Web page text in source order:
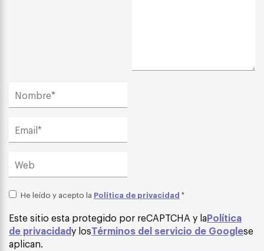
He leído y acepto la Política de privacidad *
Este sitio esta protegido por reCAPTCHA y laPolítica
de privacidady losTérminos del servicio de Googlese
aplican.